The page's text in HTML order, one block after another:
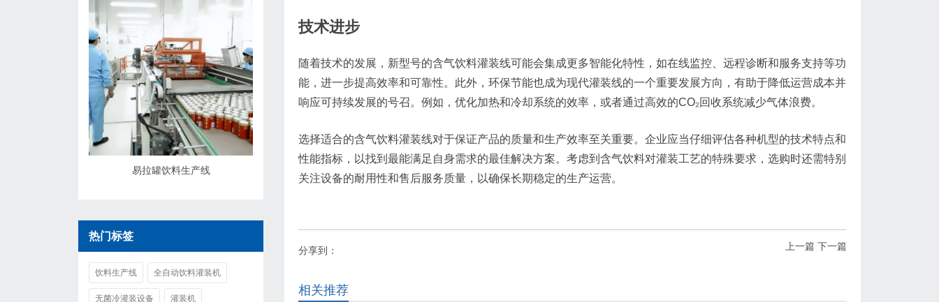
技术进步
随着技术的发展，新型号的含气饮料灌装线可能会集成更多智能化特性，如在线监控、远程诊断和服务支持等功
能，进一步提高效率和可靠性。此外，环保节能也成为现代灌装线的一个重要发展方向，有助于降低运营成本并
响应可持续发展的号召。例如，优化加热和冷却系统的效率，或者通过高效的CO₂回收系统减少气体浪费。
选择适合的含气饮料灌装线对于保证产品的质量和生产效率至关重要。企业应当仔细评估各种机型的技术特点和
性能指标，以找到最能满足自身需求的最佳解决方案。考虑到含气饮料对灌装工艺的特殊要求，选购时还需特别
关注设备的耐用性和售后服务质量，以确保长期稳定的生产运营。
上一篇 下一篇
分享到：
相关推荐
易拉罐饮料生产线
热门标签
饮料生产线 全自动饮料灌装机
无菌冷灌装设备 灌装机